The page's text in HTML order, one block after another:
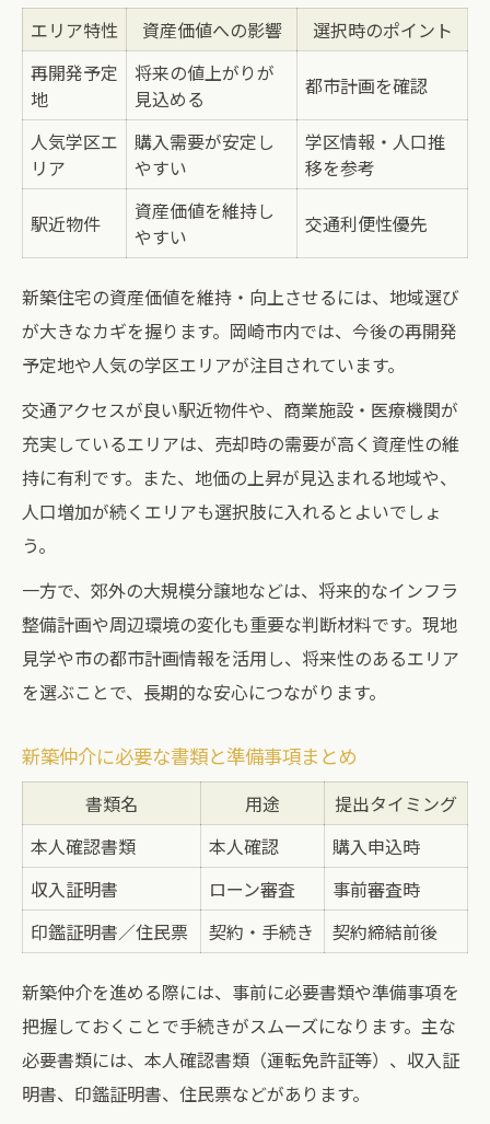
エリア特性 資産価値への影響
選択時のポイント
再開発予定
地
将来の値上がりが
見込める
都市計画を確認
人気学区エ
リア
購入需要が安定し
やすい
学区情報・人口推
移を参考
駅近物件
資産価値を維持し
やすい
交通利便性優先
新築住宅の資産価値を維持・向上させるには、地域選び
が大きなカギを握ります。岡崎市内では、今後の再開発
予定地や人気の学区エリアが注目されています。
交通アクセスが良い駅近物件や、商業施設・医療機関が
充実しているエリアは、売却時の需要が高く資産性の維
持に有利です。また、地価の上昇が見込まれる地域や、
人口増加が続くエリアも選択肢に入れるとよいでしょ
う。
一方で、郊外の大規模分譲地などは、将来的なインフラ
整備計画や周辺環境の変化も重要な判断材料です。現地
見学や市の都市計画情報を活用し、将来性のあるエリア
を選ぶことで、長期的な安心につながります。
新築仲介に必要な書類と準備事項まとめ
書類名 用途
提出タイミング
本人確認書類
本人確認
購入申込時
収入証明書
ローン審査
事前審査時
印鑑証明書／住民票
契約・手続き 契約締結前後
新築仲介を進める際には、事前に必要書類や準備事項を
把握しておくことで手続きがスムーズになります。主な
必要書類には、本人確認書類（運転免許証等）、収入証
明書、印鑑証明書、住民票などがあります。